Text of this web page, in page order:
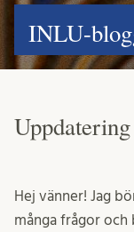
INLU-
Hej vänner! Jag
många frågor